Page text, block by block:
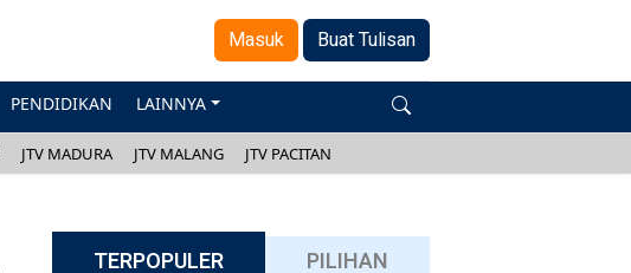
Masuk Buat Tulisan
PENDIDIKAN LAINNYA
JTV MADURA JTV MALANG JTV PACITAN
TERPOPULER PILIHAN